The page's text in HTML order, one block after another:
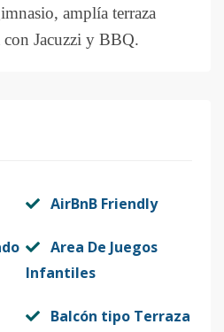
amplía terraza
con Jacuzzi y BBQ.
AirBnB Friendly
Area De Juegos
Infantiles
Balcón tipo Terraza